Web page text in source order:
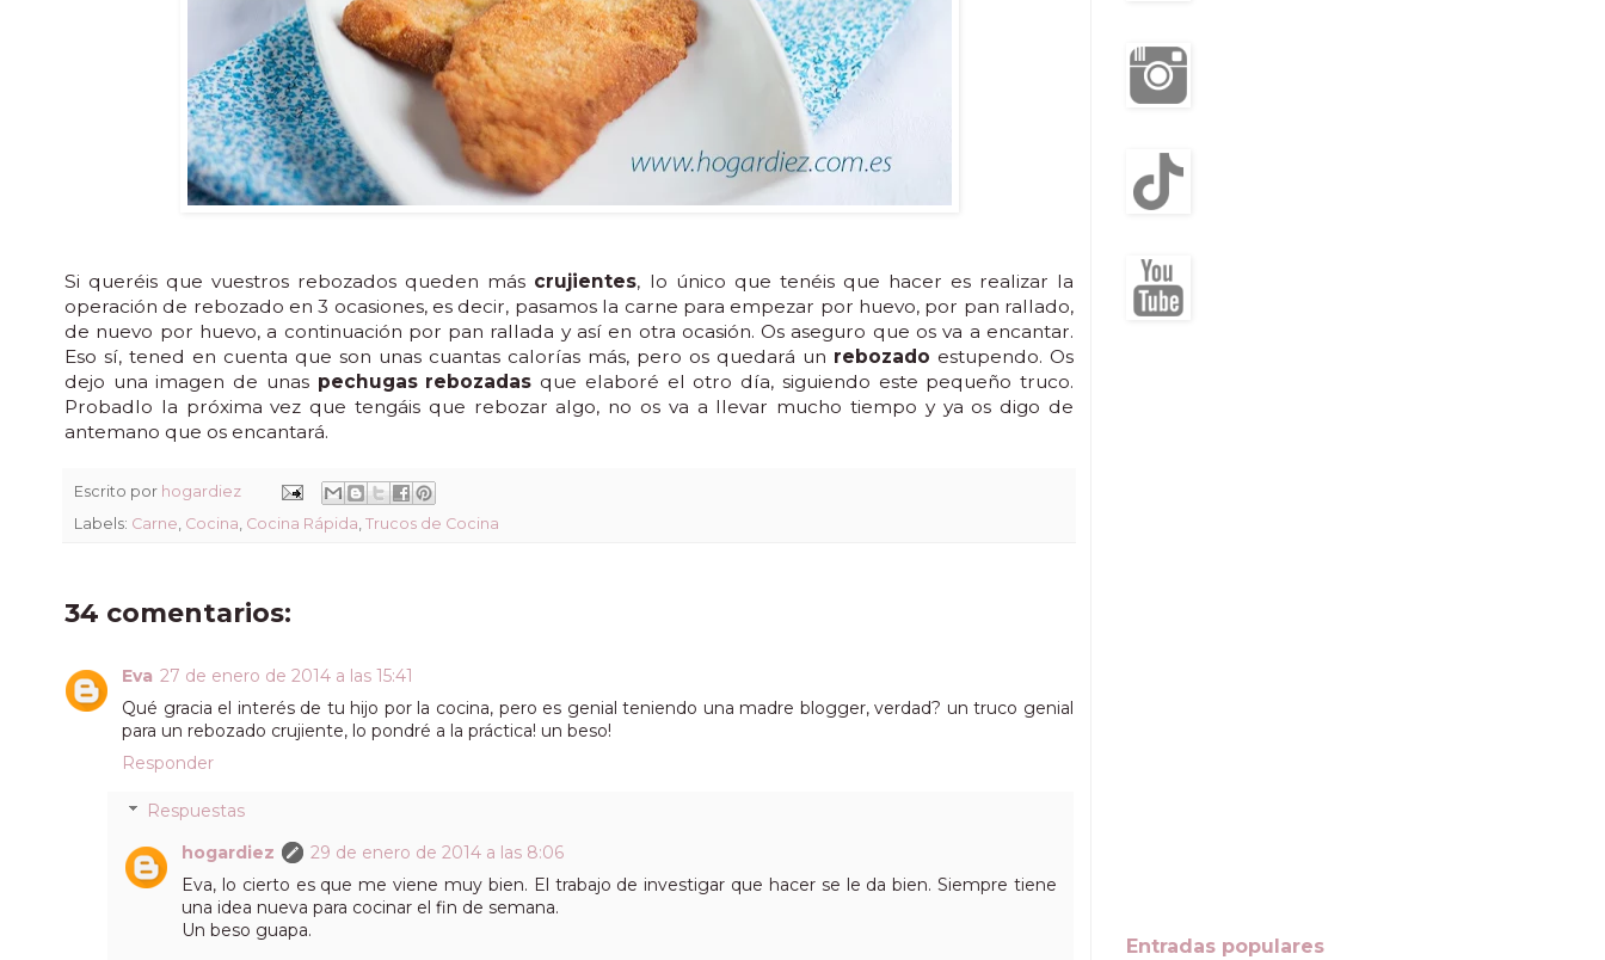
Si queréis que vuestros rebozados queden más crujientes, lo único que tenéis que hacer es realizar la
operación de rebozado en 3 ocasiones, es decir, pasamos la carne para empezar por huevo, por pan rallado,
de nuevo por huevo, a continuación por pan rallada y así en otra ocasión. Os aseguro que os va a encantar.
Eso sí, tened en cuenta que son unas cuantas calorías más, pero os quedará un rebozado estupendo. Os
dejo una imagen de unas pechugas rebozadas que elaboré el otro día, siguiendo este pequeño truco.
Probadlo la próxima vez que tengáis que rebozar algo, no os va a llevar mucho tiempo y ya os digo de
antemano que os encantará.
Escrito por hogardiez
Labels: Carne Cocina Cocina Rápida Trucos de Cocina
34 comentarios:
Eva 27 de enero de 2014 a las 15:41
Qué gracia el interés de tu hijo por la cocina, pero es genial teniendo una madre blogger, verdad? un truco genial
para un rebozado crujiente, lo pondré a la práctica! un beso!
Responder
Respuestas
hogardiez
29 de enero de 2014 a las 8:06
Eva, lo cierto es que me viene muy bien. El trabajo de investigar que hacer se le da bien. Siempre tiene
una idea nueva para cocinar el fin de semana.
Un beso guapa.
Entradas populares